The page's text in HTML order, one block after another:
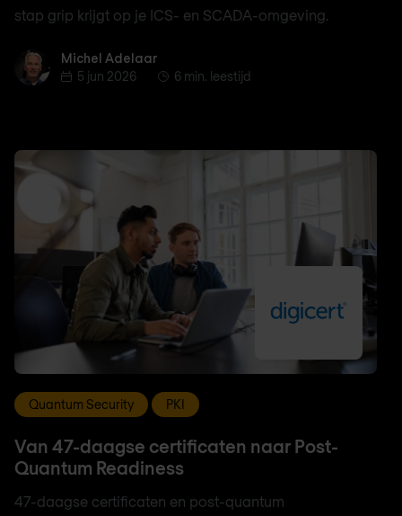
stap grip krijgt op je ICS- en SCADA-omgeving.
Michel Adelaar
Michel Adelaar
5 jun 2026
6 min. leestijd
Quantum Security PKI
Van 47-daagse certificaten naar Post-
Quantum Readiness
47-daagse certificaten en post-quantum